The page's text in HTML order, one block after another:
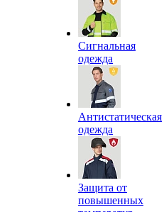
Сигнальная
одежда
Антистатическая
одежда
Защита от
повышенных